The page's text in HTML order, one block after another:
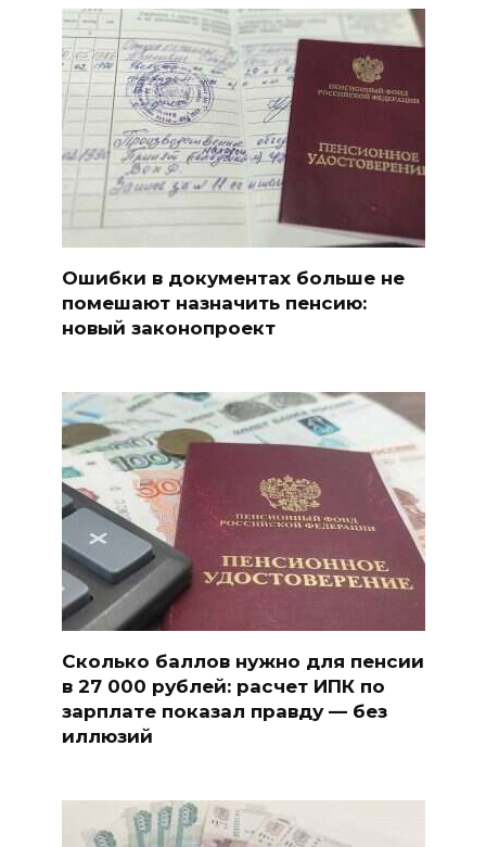
Ошибки в документах больше не
помешают назначить пенсию:
новый законопроект
Сколько баллов нужно для пенсии
в 27 000 рублей: расчет ИПК по
зарплате показал правду — без
иллюзий